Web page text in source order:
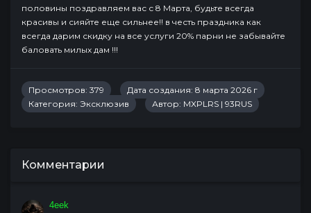
половины поздравляем вас с 8 Марта, будьте всегда
красивы и сияйте еще сильнее!! в честь праздника как
всегда дарим скидку на все услуги 20% парни не забывайте
баловать милых дам !!!
Просмотров: 379
Дата создания: 8 марта 2026 г
Категория: Эксклюзив Автор: MXPLRS | 93RUS
Комментарии
4eek